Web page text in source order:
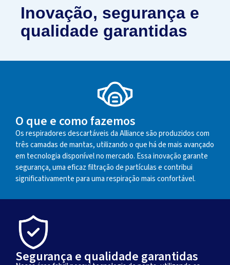
Inovação, segurança e
qualidade garantidas
O que e como fazemos
Os respiradores descartáveis da Alliance são produzidos com
três camadas de mantas, utilizando o que há de mais avançado
em tecnologia disponível no mercado. Essa inovação garante
segurança, uma eficaz filtração de partículas e contribui
significativamente para uma respiração mais confortável.
Segurança e qualidade garantidas